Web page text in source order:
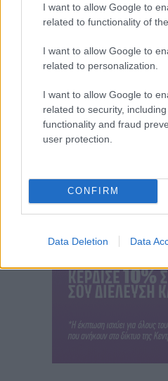
I want to allow Google to
related to functionality of
I want to allow Google to
related to personalization.
I want to allow Google to
related to security,
functionality and fraud
user protection.
CONFIRM
Data Deletion Data